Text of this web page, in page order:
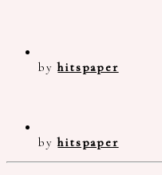
byhitspaper
byhitspaper